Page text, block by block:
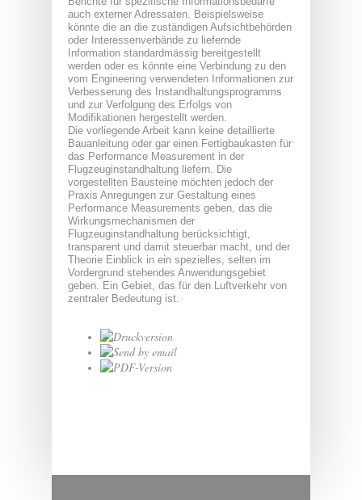
auch externer Adressaten. Beispielsweise
könnte die an die zuständigen Aufsichtbehörden
oder Interessenverbände zu liefernde
Information standardmässig bereitgestellt
werden oder es könnte eine Verbindung zu den
vom Engineering verwendeten Informationen zur
Verbesserung des Instandhaltungsprogramms
und zur Verfolgung des Erfolgs von
Modifikationen hergestellt werden.
Die vorliegende Arbeit kann keine detaillierte
Bauanleitung oder gar einen Fertigbaukasten für
das Performance Measurement in der
Flugzeuginstandhaltung liefern. Die
vorgestellten Bausteine möchten jedoch der
Praxis Anregungen zur Gestaltung eines
Performance Measurements geben, das die
Wirkungsmechanismen der
Flugzeuginstandhaltung berücksichtigt,
transparent und damit steuerbar macht, und der
Theorie Einblick in ein spezielles, selten im
Vordergrund stehendes Anwendungsgebiet
geben. Ein Gebiet, das für den Luftverkehr von
zentraler Bedeutung ist.